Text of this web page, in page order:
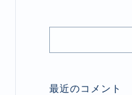
最近のコメント